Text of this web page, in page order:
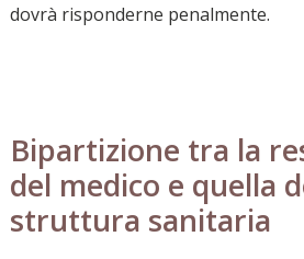
dovrà risponderne penalmente.
Bipartizione tra la
del medico e quella
struttura sanitaria